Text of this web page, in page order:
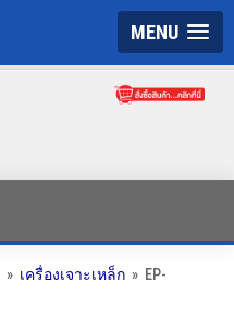
MENU
» ​ เครื่องเจาะเหล็ก » ​ EP-